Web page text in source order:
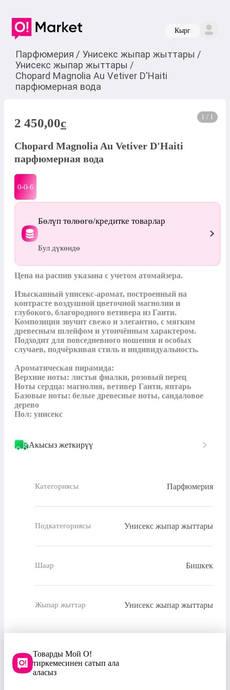
Кырг
Парфюмерия / Унисекс жыпар жыттары /
Унисекс жыпар жыттары /
Chopard Magnolia Au Vetiver D'Haiti
парфюмерная вода
1 / 1
2 450,00c
Chopard Magnolia Au Vetiver D'Haiti
парфюмерная вода
0-0-6
Бөлүп төлөөгө/кредитке товарлар
Бул дүкөндө
Цена на распив указана с учетом атомайзера.
Изысканный унисекс-аромат, построенный на
контрасте воздушной цветочной магнолии и
глубокого, благородного ветивера из Гаити.
Композиция звучит свежо и элегантно, с мягким
древесным шлейфом и утончённым характером.
Подходит для повседневного ношения и особых
случаев, подчёркивая стиль и индивидуальность.
Ароматическая пирамида:
Верхние ноты: листья фиалки, розовый перец
Ноты сердца: магнолия, ветивер Гаити, янтарь
Базовые ноты: белые древесные ноты, сандаловое
дерево
Пол: унисекс
Акысыз жеткирүү
Категориясы Парфюмерия
Подкатегориясы Унисекс жыпар жыттары
Шаар Бишкек
Жыпар жыттар Унисекс жыпар жыттары
Товарды Мой О!
тиркемесинен сатып ала
аласыз